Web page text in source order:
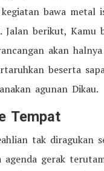
kegiatan bawa metal
Jalan berikut, Kamu
akan
beserta
agunan Dikau.
Tempat
tak diragukan
agenda gerak